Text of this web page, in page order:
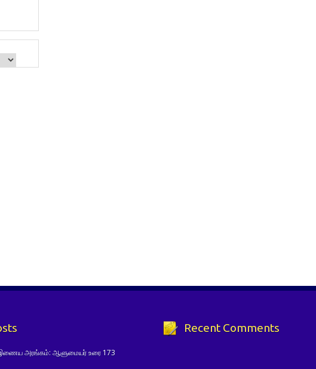
இணைய அரங்கம்: ஆளுமையர் உரை 173
Recent Comments